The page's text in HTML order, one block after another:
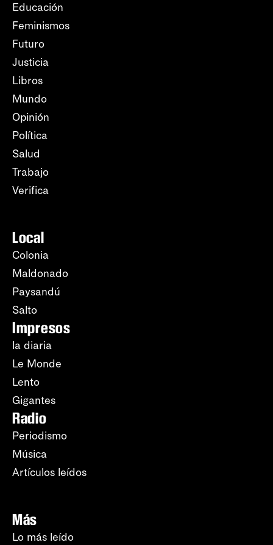
Educación
Feminismos
Futuro
Justicia
Libros
Mundo
Opinión
Política
Salud
Trabajo
Verifica
Local
Colonia
Maldonado
Paysandú
Salto
Impresos
la diaria
Le Monde
Lento
Gigantes
Radio
Periodismo
Música
Artículos leídos
Más
Lo más leído